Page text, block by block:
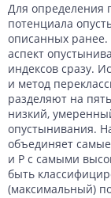
Для определения
потенциала
описанных
аспект
индексов сразу.
и метод
разделяют на
низкий,
опустынивания.
объединяет самые
и P с самыми
быть
(максимальный)